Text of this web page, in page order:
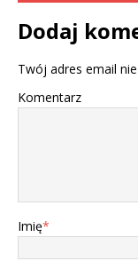
Dodaj
Twój adres email
Komentarz
Imię*